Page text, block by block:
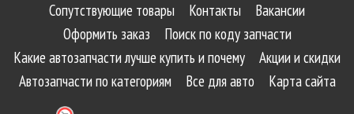
Сопутствующие товары
Контакты
Вакансии
Оформить заказ
Поиск по коду запчасти
Какие автозапчасти лучше купить и почему
Акции и скидки
Автозапчасти по категориям
Все для авто Карта сайта